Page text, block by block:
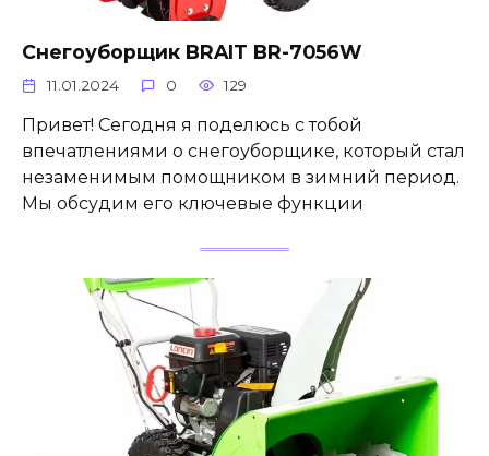
Снегоуборщик BRAIT BR-7056W
11.01.2024 0 129
Привет! Сегодня я поделюсь с тобой
впечатлениями о снегоуборщике, который стал
незаменимым помощником в зимний период.
Мы обсудим его ключевые функции